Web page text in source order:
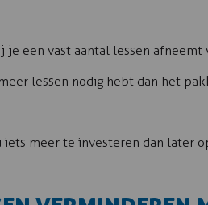
een vast aantal lessen afneemt
lessen nodig hebt dan het
meer te investeren dan later